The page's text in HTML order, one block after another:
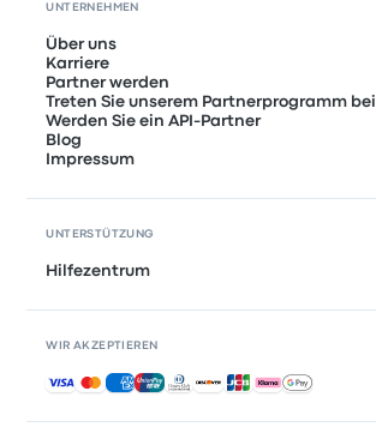
UNTERNEHMEN
Über uns
Karriere
Partner werden
Treten Sie unserem Partnerprogramm bei
Werden Sie ein API-Partner
Blog
Impressum
UNTERSTÜTZUNG
Hilfezentrum
WIR AKZEPTIEREN
Akzeptierte Zahlungsmethoden